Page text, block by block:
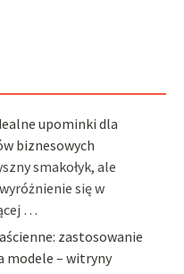
upominki dla
biznesowych
smakołyk, ale
się w
…
zastosowanie
modele – witryny